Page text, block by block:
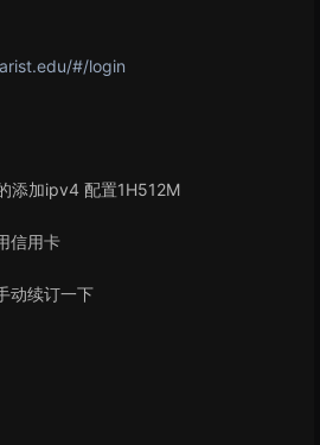
#/login
添加ipv4 配置1H512M
信用卡
动续订一下